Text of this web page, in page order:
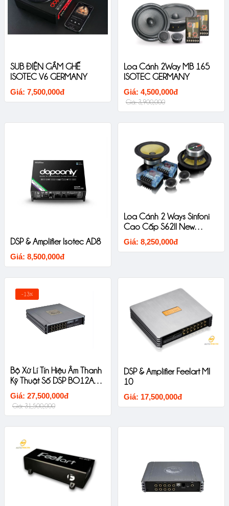
SUB ĐIỆN GẦM GHẾ
ISOTEC V6 GERMANY
Giá: 7,500,000đ
Loa Cánh 2Way MB 165
ISOTEC GERMANY
Giá: 4,500,000đ
Giá: 3,900,000
DSP & Amplifier Isotec AD8
Giá: 8,500,000đ
Loa Cánh 2 Ways Sinfoni
Cao Cấp S62II New
Version
Giá: 8,250,000đ
-13%
Bộ Xử Lí Tín Hiệu Âm Thanh
Kỹ Thuật Số DSP BO12A2B
Sinfoni
Giá: 27,500,000đ
Giá: 31,500,000
DSP & Amplifier Feelart MI
10
Giá: 17,500,000đ